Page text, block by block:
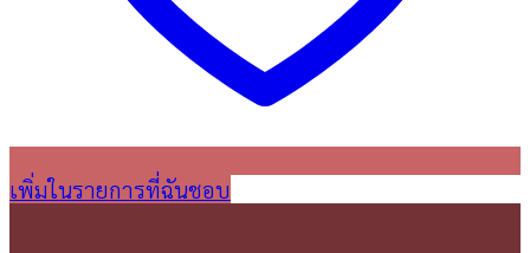
เพิ่มในรายการที่ฉันชอบ